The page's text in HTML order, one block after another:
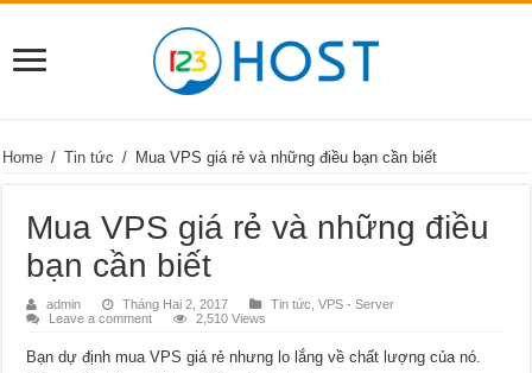
Home / Tin tức / Mua VPS giá rẻ và những điều bạn cần biết
Mua VPS giá rẻ và những điều
bạn cần biết
admin Tháng Hai 2, 2017 Tin tức ,VPS - Server
Leave a comment
2,510 Views
Bạn dự định mua VPS giá rẻ nhưng lo lắng về chất lượng của nó.